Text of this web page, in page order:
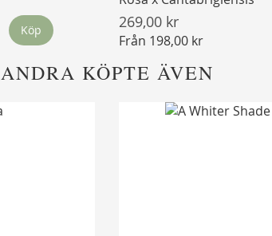
Köp 269,00 kr
Från 198,00 kr
ANDRA KÖPTE ÄVEN